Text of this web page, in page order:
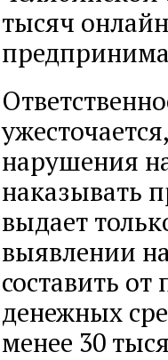
тысяч
нарушения
наказывать
выдает
выявлении
составить
денежных
менее 30